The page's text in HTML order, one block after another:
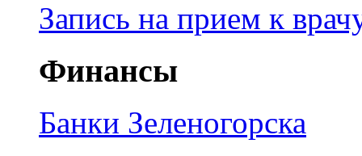
Запись на прием к
Финансы
Банки Зеленогорска